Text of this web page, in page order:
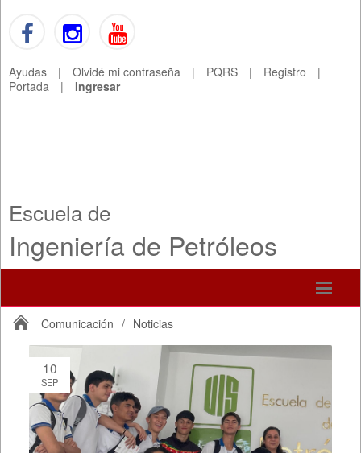
Ayudas | Olvidé mi contraseña | PQRS | Registro
|
Portada
| Ingresar
Escuela de
Ingeniería de Petróleos
Comunicación / Noticias